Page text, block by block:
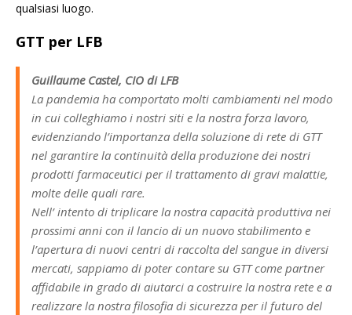
qualsiasi luogo.
GTT per LFB
Guillaume Castel, CIO di LFB
La pandemia ha comportato molti cambiamenti nel modo
in cui colleghiamo i nostri siti e la nostra forza lavoro,
evidenziando l’importanza della soluzione di rete di GTT
nel garantire la continuità della produzione dei nostri
prodotti farmaceutici per il trattamento di gravi malattie,
molte delle quali rare.
Nell’ intento di triplicare la nostra capacità produttiva nei
prossimi anni con il lancio di un nuovo stabilimento e
l’apertura di nuovi centri di raccolta del sangue in diversi
mercati, sappiamo di poter contare su GTT come partner
affidabile in grado di aiutarci a costruire la nostra rete e a
realizzare la nostra filosofia di sicurezza per il futuro del